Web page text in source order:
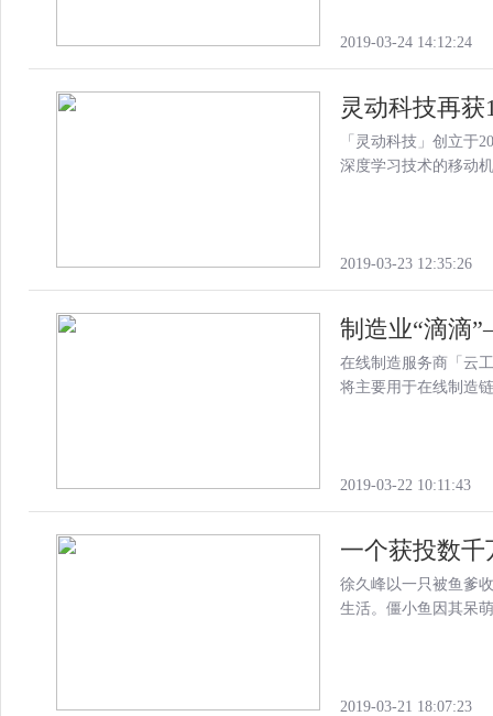
2019-03-24 14:12:24
灵动科技再
「灵动科技」创立于
深度学习技术的移动
2019-03-23 12:35:26
制造业“滴滴
在线制造服务商「云
将主要用于在线制造
2019-03-22 10:11:43
一个获投数
徐久峰以一只被鱼爹
生活。僵小鱼因其呆
2019-03-21 18:07:23